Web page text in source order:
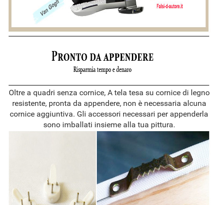
Oltre a quadri senza cornice, A tela tesa su cornice di legno
resistente, pronta da appendere, non è necessaria alcuna
cornice aggiuntiva. Gli accessori necessari per appenderla
sono imballati insieme alla tua pittura.